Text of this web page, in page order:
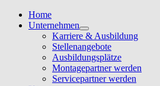
Home
Unternehmen
Karriere & Ausbildung
Stellenangebote
Ausbildungsplätze
Montagepartner werden
Servicepartner werden